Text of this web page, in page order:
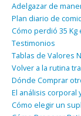
Adelgazar de
Plan diario de
Cómo perdió 35 Kg
Testimonios
Tablas de Valores
Volver a la rutina
Dónde Comprar
El análisis corporal
Cómo elegir un